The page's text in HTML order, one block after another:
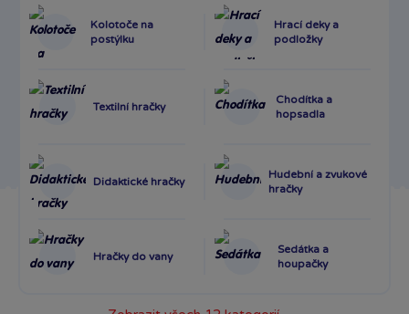
Kolotoče na
postýlku
Hrací deky a
podložky
Textilní hračky
Chodítka a
hopsadla
Didaktické hračky
Hudební a zvukové
hračky
Hračky do vany
Sedátka a
houpačky